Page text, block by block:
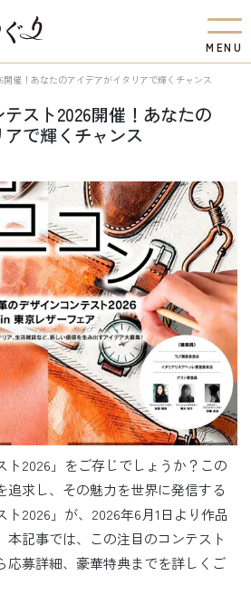
M EN U
開催！あなたのアイデアがイタリアで輝くチャンス
スト2026開催！あなたの
で輝くチャンス
ト2026」をご存じでしょうか？この
追求し、その魅力を世界に発信する
ト2026」が、2026年6月1日より作品
本記事では、この注目のコンテスト
応募詳細、豪華特典までを詳しくご